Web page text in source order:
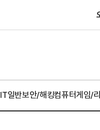
IT일반보안/해킹컴퓨터게임/